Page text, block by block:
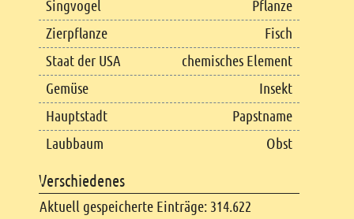
Singvogel
Pflanze
Zierpflanze
Fisch
Staat der USA
chemisches Element
Gemüse
Insekt
Hauptstadt
Papstname
Laubbaum
Obst
Verschiedenes
Aktuell gespeicherte Einträge: 314.622